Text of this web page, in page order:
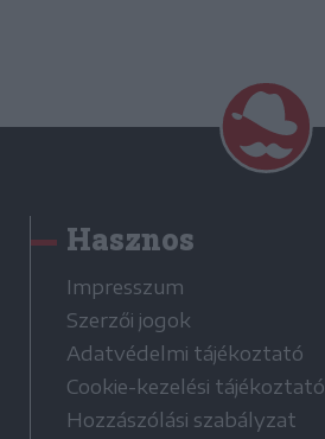
Hasznos
Impresszum
Szerzői jogok
Adatvédelmi tájékoztató
Cookie-kezelési tájékoztató
Hozzászólási szabályzat